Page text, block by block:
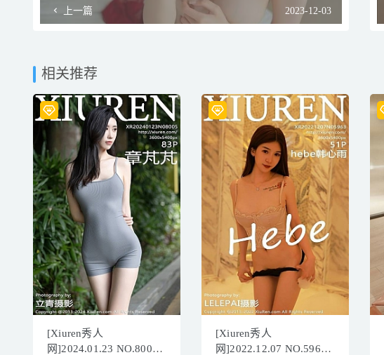
上一篇 2023-12-03
相关推荐
[Xiuren秀人
网]2024.01.23 NO.8005
[Xiuren秀人
网]2022.12.07 NO.5963